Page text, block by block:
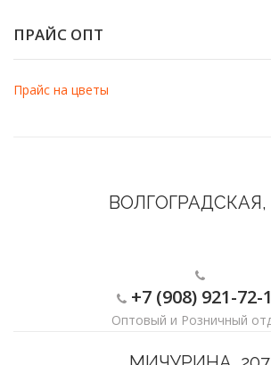
ПРАЙС ОПТ
Прайс на цветы
ВОЛГОГРАДСКАЯ,
+7 (908) 921-72-
Оптовый и Розничный